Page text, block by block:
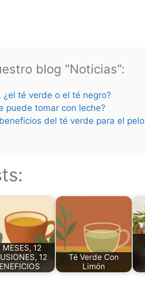
blog “Noticias”:
¿el té verde o el té negro?
puede tomar con leche?
del té verde para el pelo
MESES, 12
12
Té Verde Con
Limón